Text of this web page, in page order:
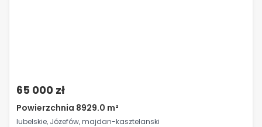
65 000 zł
Powierzchnia 8929.0 m²
lubelskie, Józefów, majdan-kasztelanski